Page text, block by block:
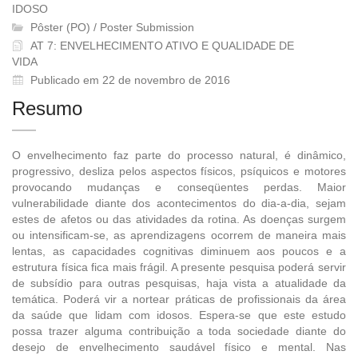
IDOSO
Pôster (PO) / Poster Submission
AT 7: ENVELHECIMENTO ATIVO E QUALIDADE DE
VIDA
Publicado em 22 de novembro de 2016
Resumo
O envelhecimento faz parte do processo natural, é dinâmico,
progressivo, desliza pelos aspectos físicos, psíquicos e motores
provocando mudanças e conseqüentes perdas. Maior
vulnerabilidade diante dos acontecimentos do dia-a-dia, sejam
estes de afetos ou das atividades da rotina. As doenças surgem
ou intensificam-se, as aprendizagens ocorrem de maneira mais
lentas, as capacidades cognitivas diminuem aos poucos e a
estrutura física fica mais frágil. A presente pesquisa poderá servir
de subsídio para outras pesquisas, haja vista a atualidade da
temática. Poderá vir a nortear práticas de profissionais da área
da saúde que lidam com idosos. Espera-se que este estudo
possa trazer alguma contribuição a toda sociedade diante do
desejo de envelhecimento saudável físico e mental. Nas